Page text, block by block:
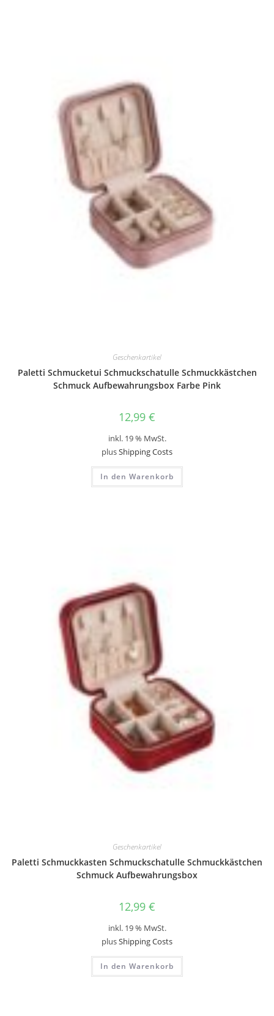
Geschenkartikel
Paletti Schmucketui Schmuckschatulle Schmuckkästchen
Schmuck Aufbewahrungsbox Farbe Pink
12,99 €
inkl. 19 % MwSt.
plusShipping Costs
In den Warenkorb
Geschenkartikel
Paletti Schmuckkasten Schmuckschatulle Schmuckkästchen
Schmuck Aufbewahrungsbox
12,99 €
inkl. 19 % MwSt.
plusShipping Costs
In den Warenkorb